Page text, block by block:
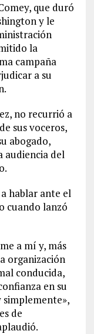
que duró
y le
la
campaña
a su
no recurrió a
sus voceros,
abogado,
audiencia del
hablar ante el
cuando lanzó
a mí y, más
organización
conducida,
en su
de